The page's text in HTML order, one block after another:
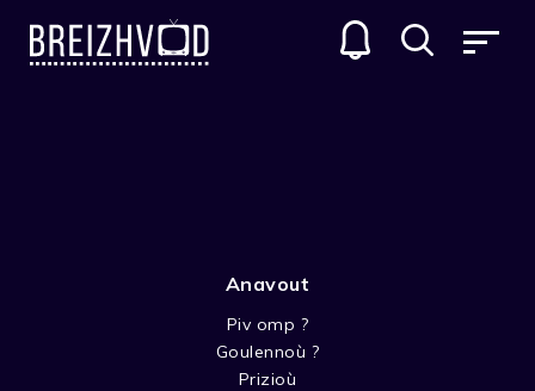
Anavout
Piv omp ?
Goulennoù ?
Prizioù